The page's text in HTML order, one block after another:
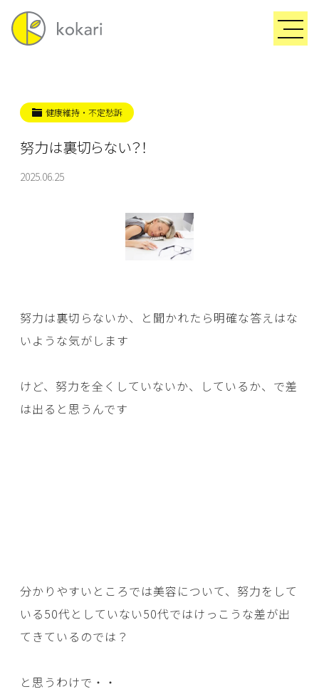
健康維持・不定愁訴
努力は裏切らない？！
2025.06.25
努力は裏切らないか、と聞かれたら明確な答えはな
いような気がします
けど、努力を全くしていないか、しているか、で差
は出ると思うんです
分かりやすいところでは美容について、努力をして
いる50代としていない50代ではけっこうな差が出
てきているのでは？
と思うわけで・・